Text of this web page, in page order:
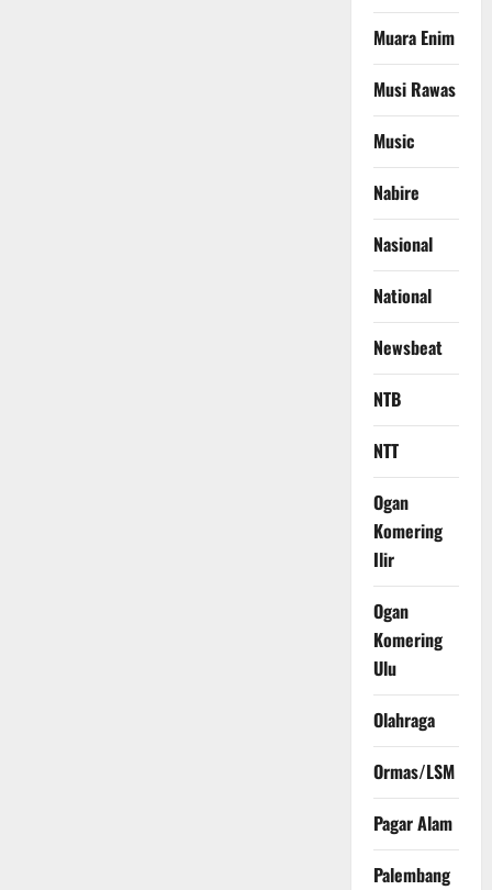
Muara Enim
Musi Rawas
Music
Nabire
Nasional
National
Newsbeat
NTB
NTT
Ogan
Komering
Ilir
Ogan
Komering
Ulu
Olahraga
Ormas/LSM
Pagar Alam
Palembang